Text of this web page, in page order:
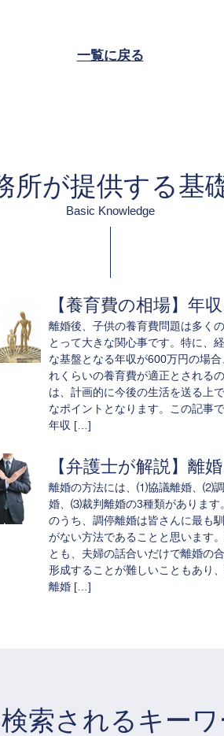
一覧に戻る
所が提供する基
Basic Knowledge
【養育費の相場】年
離婚後、子供の養育費問題は多く
とって大きな関心事です。特に、
な基盤となる年収が600万円の場合
れくらいの養育費が適正とされる
は、計画的に今後の生活を送る上
なポイントとなります。この記事で
年収 […]
【弁護士が解説】離
離婚の方法には、⑴協議離婚、⑵
婚、⑶裁判離婚の3種類があります
のうち、調停離婚は皆さんに最も
がない方法であることと思います
とも、夫婦の話合いだけで離婚の
形成することが難しいこともあり
離婚 […]
索されるキーワ